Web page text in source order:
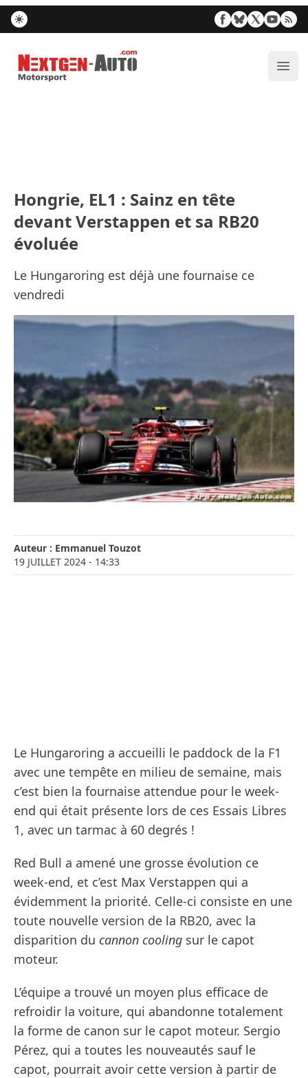
Nextgen-Auto.com
Hongrie, EL1 : Sainz en tête
devant Verstappen et sa RB20
évoluée
Le Hungaroring est déjà une fournaise ce
vendredi
Auteur : Emmanuel Touzot
19 JUILLET 2024 - 14:33
Le Hungaroring a accueilli le paddock de la F1
avec une tempête en milieu de semaine, mais
c’est bien la fournaise attendue pour le week-
end qui était présente lors de ces Essais Libres
1, avec un tarmac à 60 degrés !
Red Bull a amené une grosse évolution ce
week-end, et c’est Max Verstappen qui a
évidemment la priorité. Celle-ci consiste en une
toute nouvelle version de la RB20, avec la
disparition du cannon cooling sur le capot
moteur.
L’équipe a trouvé un moyen plus efficace de
refroidir la voiture, qui abandonne totalement
la forme de canon sur le capot moteur. Sergio
Pérez, qui a toutes les nouveautés sauf le
capot, pourrait avoir cette version à partir de